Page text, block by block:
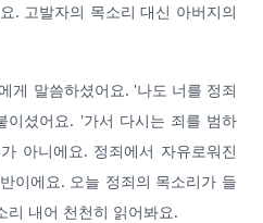
. 고발자의 목소리 대신 아버지의
게 말씀하셨어요. '나도 너를 정죄
이셨어요. '가서 다시는 죄를 범하
아니에요. 정죄에서 자유로워진
이에요. 오늘 정죄의 목소리가 들
리 내어 천천히 읽어봐요.